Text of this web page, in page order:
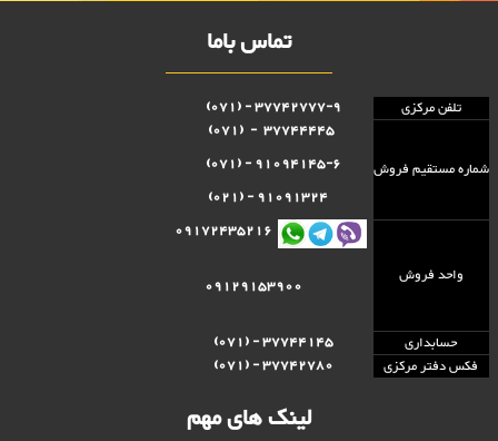
تماس باما
تلفن مرکزی 37742777-9 - (071)
شماره مستقيم فروش
91094145-6 - (071)
واحد فروش
09172435216
حسابداری
37744145 - (071)
فکس دفتر مرکزی
37742780 - (071)
لینک های مهم